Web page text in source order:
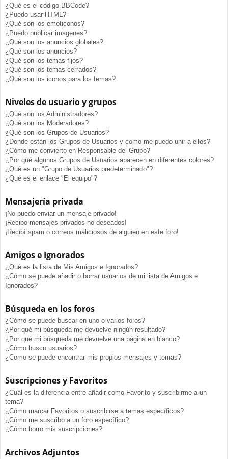
¿Qué es el código BBCode?
¿Puedo usar HTML?
¿Qué son los emoticonos?
¿Puedo publicar imagenes?
¿Qué son los anuncios globales?
¿Qué son los anuncios?
¿Qué son los temas fijos?
¿Qué son los temas cerrados?
¿Qué son los iconos para los temas?
Niveles de usuario y grupos
¿Qué son los Administradores?
¿Qué son los Moderadores?
¿Qué son los Grupos de Usuarios?
¿Donde están los Grupos de Usuarios y como me puedo unir a ellos?
¿Cómo me convierto en Responsable del Grupo?
¿Por qué algunos Grupos de Usuarios aparecen en diferentes colores?
¿Qué es un "Grupo de Usuarios predeterminado"?
¿Qué es el enlace "El equipo"?
Mensajería privada
¡No puedo enviar un mensaje privado!
¡Recibo mensajes privados no deseados!
¡Recibí spam o correos maliciosos de alguien en este foro!
Amigos e Ignorados
¿Qué es la lista de Mis Amigos e Ignorados?
¿Cómo se puede añadir o borrar usuarios de mi lista de Amigos e
Ignorados?
Búsqueda en los foros
¿Cómo se puede buscar en uno o varios foros?
¿Por qué mi búsqueda me devuelve ningún resultado?
¿Por qué mi búsqueda me devuelve una página en blanco?
¿Cómo busco usuarios?
¿Como se puede encontrar mis propios mensajes y temas?
Suscripciones y Favoritos
¿Cuál es la diferencia entre añadir como Favorito y suscribirme a un
tema?
¿Cómo marcar Favoritos o suscribirse a temas específicos?
¿Cómo me suscribo a un foro específico?
¿Cómo borro mis suscripciones?
Archivos Adjuntos